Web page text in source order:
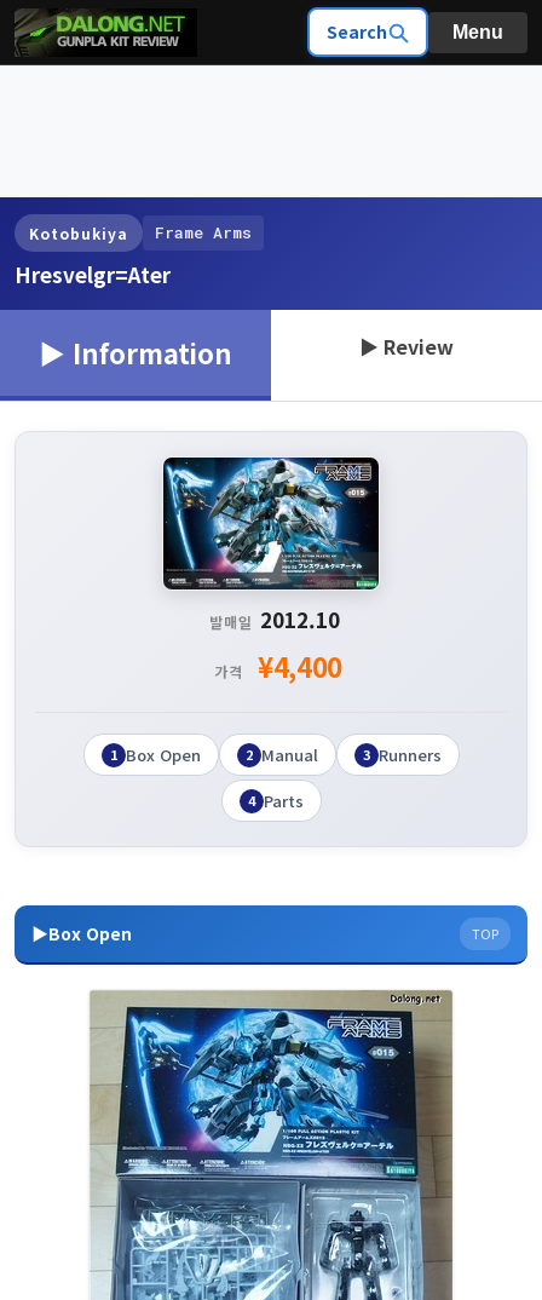
Search Menu
Kotobukiya Frame Arms
Hresvelgr=Ater
▶ Information ▶ Review
발매일 2012.10
가격 ¥4,400
1 Box Open 2 Manual 3 Runners
4 Parts
▶Box Open TOP